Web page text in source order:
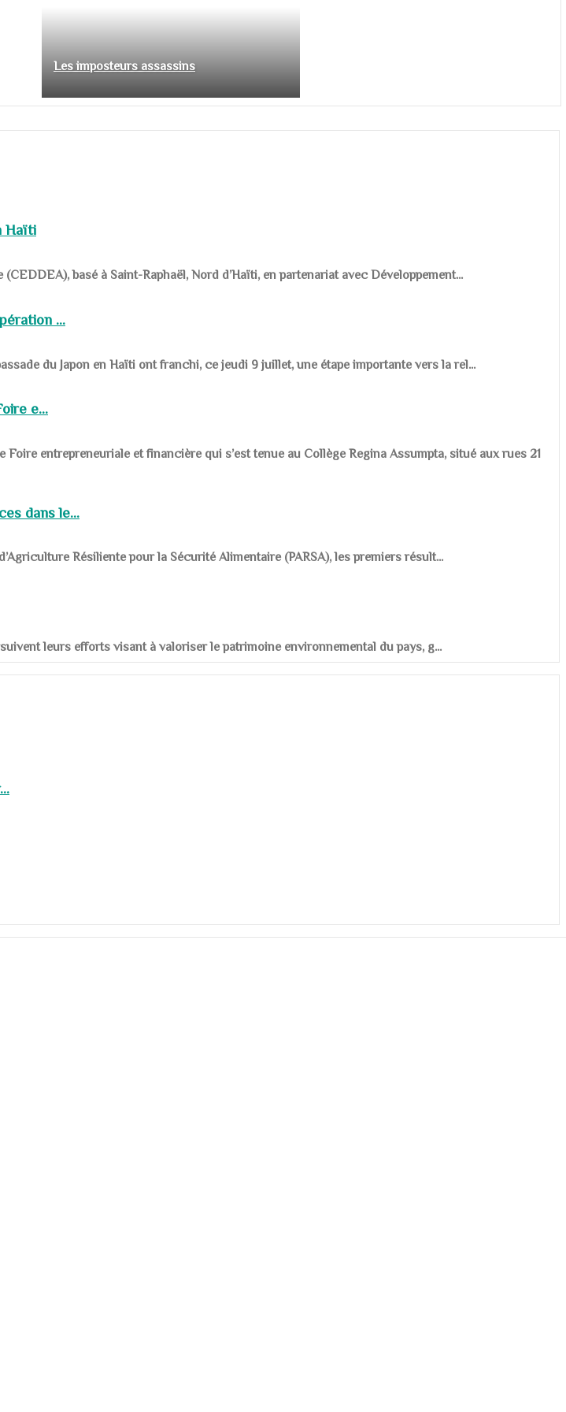
Les imposteurs assassins
Haïti
basé à Saint-Raphaël, Nord d’Haïti, en partenariat avec Développement...
...
du Japon en Haïti ont franchi, ce jeudi 9 juillet, une étape importante vers la rel...
e...
entrepreneuriale et financière qui s’est tenue au Collège Regina Assumpta, situé aux rues 21
dans le...
Résiliente pour la Sécurité Alimentaire (PARSA), les premiers résult...
leurs efforts visant à valoriser le patrimoine environnemental du pays, g...